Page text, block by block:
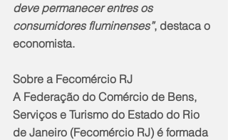
deve permanecer entres os
consumidores fluminenses”, destaca o
economista.
Sobre a Fecomércio RJ
A Federação do Comércio de Bens,
Serviços e Turismo do Estado do Rio
de Janeiro (Fecomércio RJ) é formada